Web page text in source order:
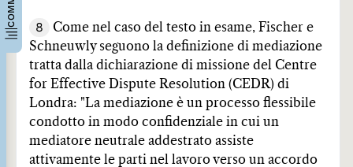
8
Come nel caso del testo in esame, Fischer e
Schneuwly seguono la definizione di mediazione
tratta dalla dichiarazione di missione del Centre
for Effective Dispute Resolution (CEDR) di
Londra: "La mediazione è un processo flessibile
condotto in modo confidenziale in cui un
mediatore neutrale addestrato assiste
attivamente le parti nel lavoro verso un accordo